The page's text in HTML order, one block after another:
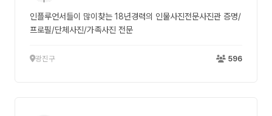
인플루언서들이 많이찾는 18년경력의 인물사진전문사진관 증명/
프로필/단체사진/가족사진 전문
광진구 596